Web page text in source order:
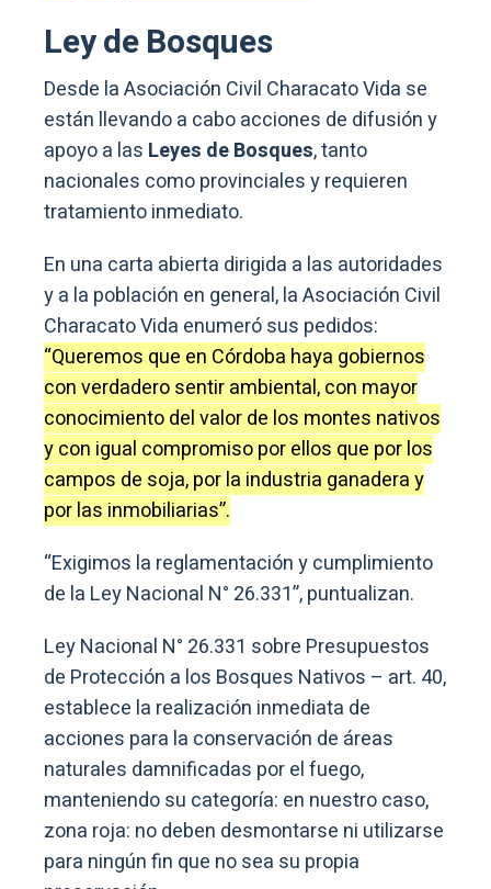
Ley de Bosques
Desde la Asociación Civil Characato Vida se
están llevando a cabo acciones de difusión y
apoyo a las Leyes de Bosques, tanto
nacionales como provinciales y requieren
tratamiento inmediato.
En una carta abierta dirigida a las autoridades
y a la población en general, la Asociación Civil
Characato Vida enumeró sus pedidos:
“Queremos que en Córdoba haya gobiernos
con verdadero sentir ambiental, con mayor
conocimiento del valor de los montes nativos
y con igual compromiso por ellos que por los
campos de soja, por la industria ganadera y
por las inmobiliarias”.
“Exigimos la reglamentación y cumplimiento
de la Ley Nacional N° 26.331”, puntualizan.
Ley Nacional N° 26.331 sobre Presupuestos
de Protección a los Bosques Nativos – art. 40,
establece la realización inmediata de
acciones para la conservación de áreas
naturales damnificadas por el fuego,
manteniendo su categoría: en nuestro caso,
zona roja: no deben desmontarse ni utilizarse
para ningún fin que no sea su propia